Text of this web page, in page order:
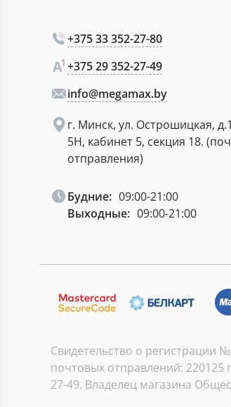
+375 33 352-27-80
+375 29 352-27-49
info@megamax.by
г. Минск, ул. Острошицкая,
5Н, кабинет 5, секция 18.
отправления)
Будние: 09:00-21:00
Выходные: 09:00-21:00
Свидетельство о регистрации
почтовых отправлений: 220125
27-49. Владелец магазина